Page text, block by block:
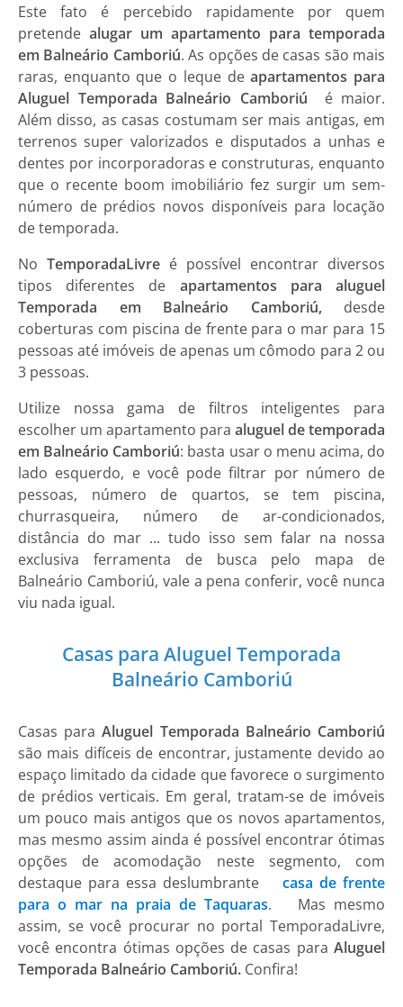
Este fato é percebido rapidamente por quem
pretende alugar um apartamento para temporada
em Balneário Camboriú. As opções de casas são mais
raras, enquanto que o leque deapartamentos para
Aluguel Temporada Balneário Camboriú
é maior.
Além disso, as casas costumam ser mais antigas, em
terrenos super valorizados e disputados a unhas e
dentes por incorporadoras e construturas, enquanto
que o recente boom imobiliário fez surgir um sem-
número de prédios novos disponíveis para locação
de temporada.
No TemporadaLivre é possível encontrar diversos
tipos diferentes de apartamentos para aluguel
Temporada em Balneário Camboriú,desde
coberturas com piscina de frente para o mar para 15
pessoas até imóveis de apenas um cômodo para 2 ou
3 pessoas.
Utilize nossa gama de filtros inteligentes para
escolher um apartamento para aluguel de temporada
em Balneário Camboriú: basta usar o menu acima, do
lado esquerdo, e você pode filtrar por número de
pessoas, número de quartos, se tem piscina,
churrasqueira, número de ar-condicionados,
distância do mar ... tudo isso sem falar na nossa
exclusiva ferramenta de busca pelo mapa de
Balneário Camboriú, vale a pena conferir, você nunca
viu nada igual.
Casas para Aluguel Temporada
Balneário Camboriú
Casas para Aluguel Temporada Balneário Camboriú
são mais difíceis de encontrar, justamente devido ao
espaço limitado da cidade que favorece o surgimento
de prédios verticais. Em geral, tratam-se de imóveis
um pouco mais antigos que os novos apartamentos,
mas mesmo assim ainda é possível encontrar ótimas
opções de acomodação neste segmento, com
destaque para essa deslumbrante
casa de frente
para o mar na praia de Taquaras.
Mas mesmo
assim, se você procurar no portal TemporadaLivre,
você encontra ótimas opções de casas para Aluguel
Temporada Balneário Camboriú. Confira!